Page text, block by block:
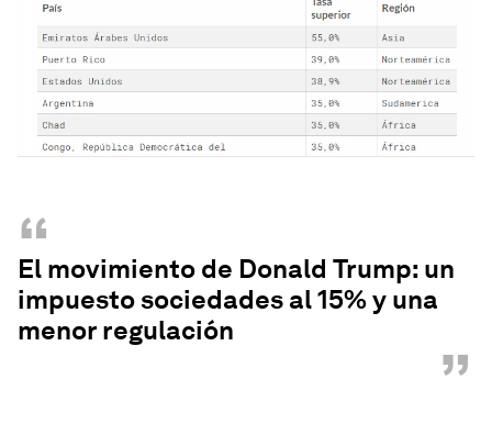
“
El movimiento de Donald Trump: un
impuesto sociedades al 15% y una
menor regulación
”